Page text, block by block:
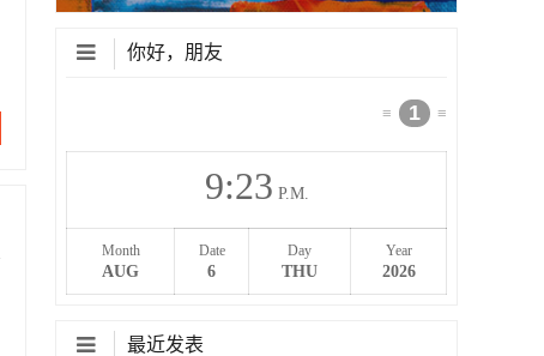
你好，朋友
≡ 1 ≡
9:23 P.M.
Month
AUG
Date
6
Day
THU
Year
2026
最近发表